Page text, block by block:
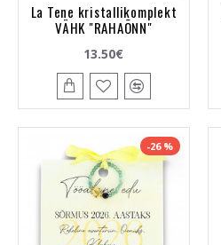
La Tene kristallikomplekt
VÄHK "RAHAÕNN"
13.50€
-26 %